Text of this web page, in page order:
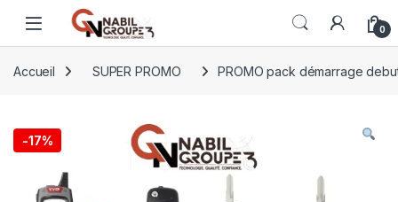
Open 0
Accueil SUPER PROMO PROMO pack démarrage
-17%